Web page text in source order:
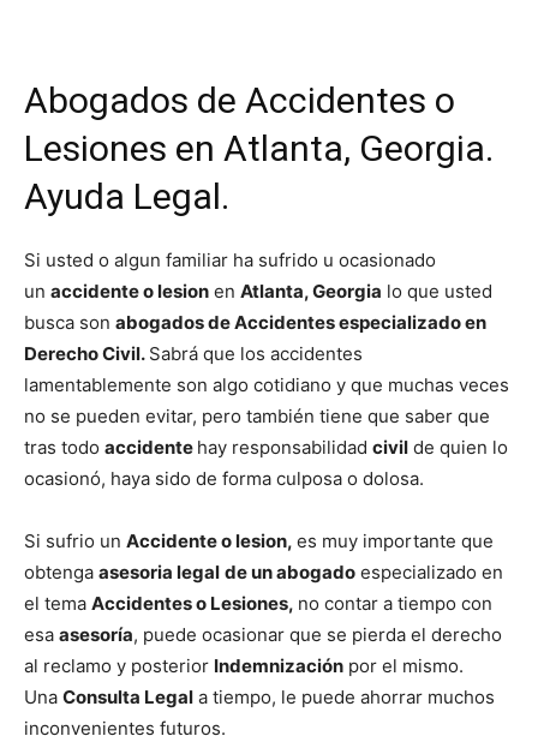
Abogados de Accidentes o
Lesiones en Atlanta, Georgia.
Ayuda Legal.
Si usted o algun familiar ha sufrido u ocasionado
un accidente o lesion en Atlanta, Georgia lo que usted
busca son abogados de Accidentes especializado en
Derecho Civil. Sabrá que los accidentes
lamentablemente son algo cotidiano y que muchas veces
no se pueden evitar, pero también tiene que saber que
tras todo accidente hay responsabilidad civil de quien lo
ocasionó, haya sido de forma culposa o dolosa.
Si sufrio un Accidente o lesion, es muy importante que
obtenga asesoria legal de un abogado especializado en
el tema Accidentes o Lesiones, no contar a tiempo con
esa asesoría, puede ocasionar que se pierda el derecho
al reclamo y posterior Indemnización por el mismo.
Una Consulta Legal a tiempo, le puede ahorrar muchos
inconvenientes futuros.